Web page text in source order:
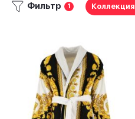
Фильтр 1 Коллекция